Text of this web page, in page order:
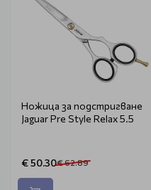
Ножица за подстригване
Jaguar Pre Style Relax 5.5
€ 50.30€ 62.89